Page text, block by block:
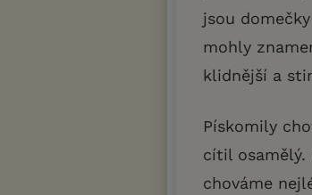
jsou
mohly
klidnější a
Pískomily
cítil osamělý.
chováme